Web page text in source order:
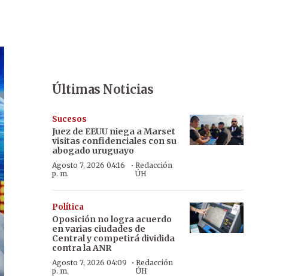
Últimas Noticias
Sucesos
Juez de EEUU niega a Marset
visitas confidenciales con su
abogado uruguayo
Agosto 7, 2026 04:16
p. m.
·Redacción
ÚH
Política
Oposición no logra acuerdo
en varias ciudades de
Central y competirá dividida
contra la ANR
Agosto 7, 2026 04:09
p. m.
· Redacción
ÚH